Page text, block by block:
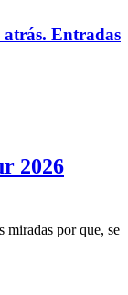
Entradas
2026
miradas por que, se